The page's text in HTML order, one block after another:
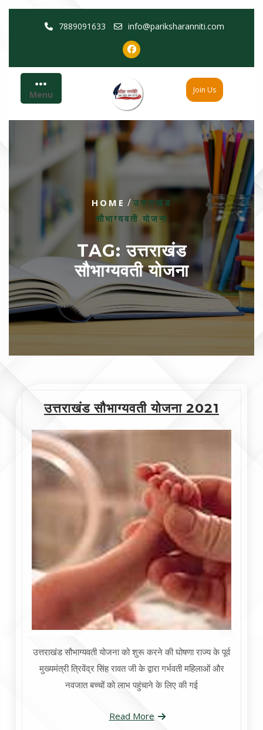
7889091633 info@pariksharanniti.com
Menu Join Us
HOME / उत्तराखंड
सौभाग्यवती योजना
TAG:उत्तराखंड
सौभाग्यवती योजना
उत्तराखंड सौभाग्यवती योजना 2021
उत्तराखंड सौभाग्यवती योजना को शुरू करने की घोषणा राज्य के पूर्व
मुख्यमंत्री त्रिवेंद्र सिंह रावत जी के द्वारा गर्भवती महिलाओं और
नवजात बच्चों को लाभ पहुंचाने के लिए की गई
Read More